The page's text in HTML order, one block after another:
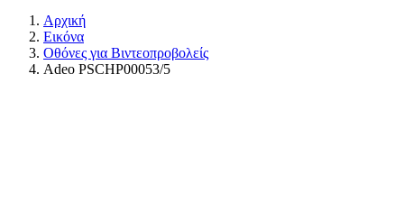
Αρχική
Εικόνα
Οθόνες για Βιντεοπροβολείς
Adeo PSCHP00053/5